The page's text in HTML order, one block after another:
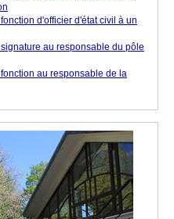
d'officier d'état civil à un
au responsable du pôle
au responsable de la